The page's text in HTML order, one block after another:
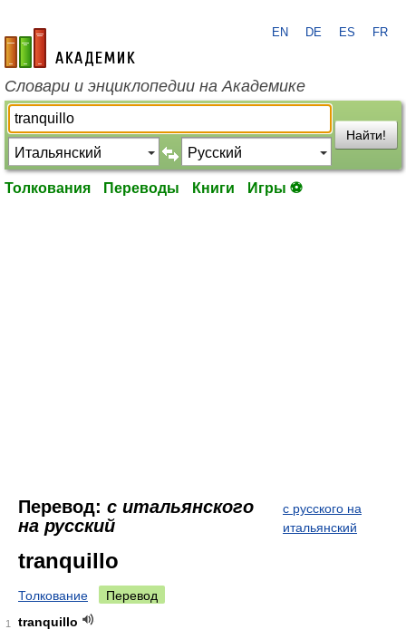
academic.ru
EN DE ES FR
Словари и энциклопедии на Академике
Найти!
Толкования Переводы Книги Игры ⚽
Перевод: с итальянского
на русский
с русского на
итальянский
tranquillo
Толкование Перевод
1
tranquillo